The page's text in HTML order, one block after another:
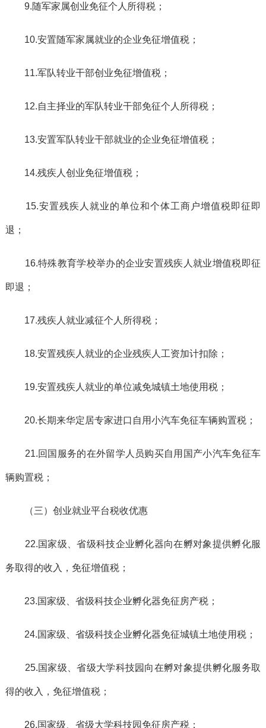
9.随军家属创业免征个人所得税；
10.安置随军家属就业的企业免征增值税；
11.军队转业干部创业免征增值税；
12.自主择业的军队转业干部免征个人所得税；
13.安置军队转业干部就业的企业免征增值税；
14.残疾人创业免征增值税；
15.安置残疾人就业的单位和个体工商户增值税即征即
退；
16.特殊教育学校举办的企业安置残疾人就业增值税即征
即退；
17.残疾人就业减征个人所得税；
18.安置残疾人就业的企业残疾人工资加计扣除；
19.安置残疾人就业的单位减免城镇土地使用税；
20.长期来华定居专家进口自用小汽车免征车辆购置税；
21.回国服务的在外留学人员购买自用国产小汽车免征车
辆购置税；
（三）创业就业平台税收优惠
22.国家级、省级科技企业孵化器向在孵对象提供孵化服
务取得的收入，免征增值税；
23.国家级、省级科技企业孵化器免征房产税；
24.国家级、省级科技企业孵化器免征城镇土地使用税；
25.国家级、省级大学科技园向在孵对象提供孵化服务取
得的收入，免征增值税；
26.国家级、省级大学科技园免征房产税；